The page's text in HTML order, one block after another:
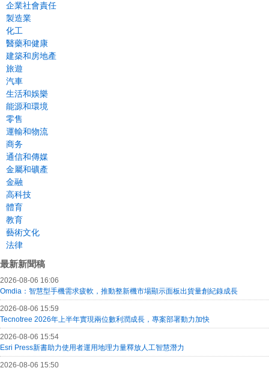
企業社會責任
製造業
化工
醫藥和健康
建築和房地產
旅遊
汽車
生活和娛樂
能源和環境
零售
運輸和物流
商务
通信和傳媒
金屬和礦產
金融
高科技
體育
教育
藝術文化
法律
最新新聞稿
2026-08-06 16:06
Omdia：智慧型手機需求疲軟，推動整新機市場顯示面板出貨量創紀錄成長
2026-08-06 15:59
Tecnotree 2026年上半年實現兩位數利潤成長，專案部署動力加快
2026-08-06 15:54
Esri Press新書助力使用者運用地理力量釋放人工智慧潛力
2026-08-06 15:50